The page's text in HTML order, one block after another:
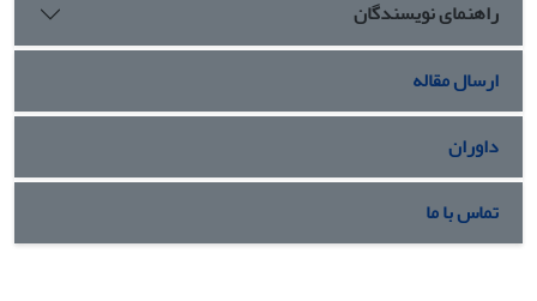
راهنمای نویسندگان
ارسال مقاله
داوران
تماس با ما